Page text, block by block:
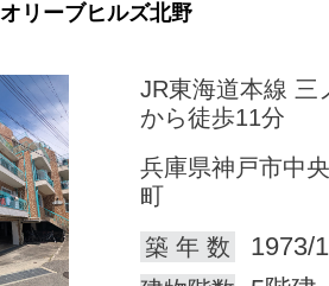
オリーブヒルズ北野
JR東海道本線 三
から徒歩11分
兵庫県神戸市中
町
築 年 数
1973/